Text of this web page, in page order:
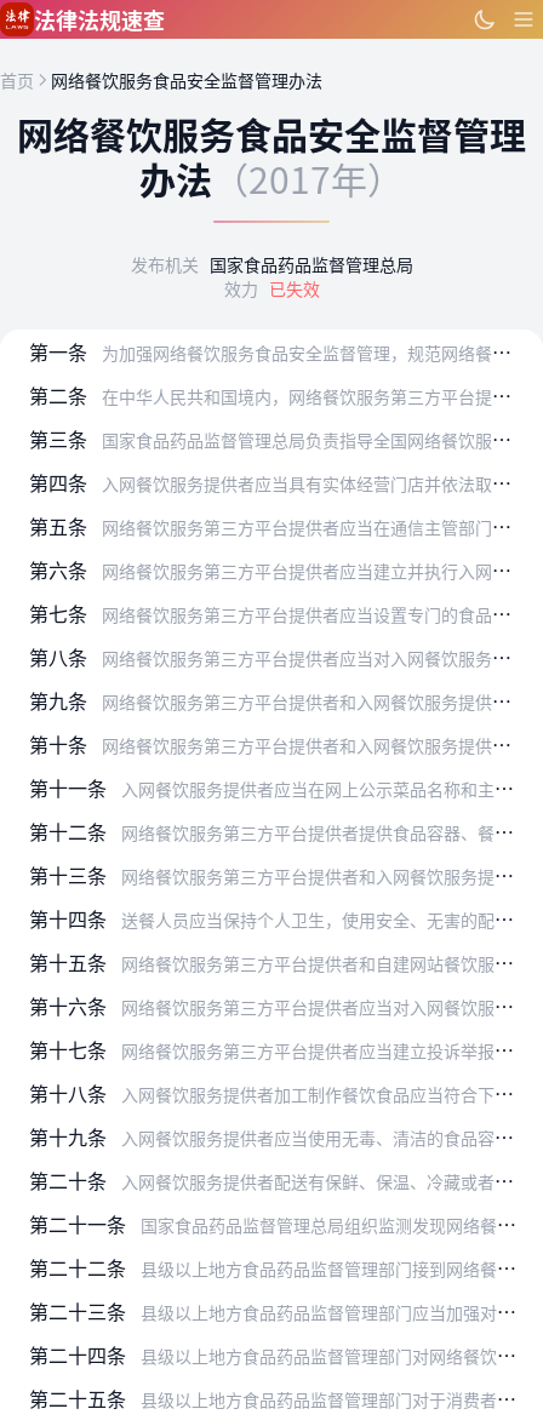
跳到主要内容
法律法规速查
首页 网络餐饮服务食品安全监督管理办法
网络餐饮服务食品安全监督管理
办法 （2017年）
发布机关 国家食品药品监督管理总局
效力 已失效
第一条 为加强网络餐饮服务食品安全监督管理，规范网络餐饮服务经营行为，保证餐饮食品安全，保障公众身体健康，根据《中华人民共和国食品安全法》等法律法规，制定本办法。
第二条 在中华人民共和国境内，网络餐饮服务第三方平台提供者、通过第三方平台和自建网站提供餐饮服务的餐饮服务提供者（以下简称入网餐饮服务提供者），利用互联网提供餐饮服务及…
第三条 国家食品药品监督管理总局负责指导全国网络餐饮服务食品安全监督管理工作，并组织开展网络餐饮服务食品安全监测。
第四条 入网餐饮服务提供者应当具有实体经营门店并依法取得食品经营许可证，并按照食品经营许可证载明的主体业态、经营项目从事经营活动，不得超范围经营。
第五条 网络餐饮服务第三方平台提供者应当在通信主管部门批准后30个工作日内，向所在地省级食品药品监督管理部门备案。自建网站餐饮服务提供者应当在通信主管部门备案后30个工…
第六条 网络餐饮服务第三方平台提供者应当建立并执行入网餐饮服务提供者审查登记、食品安全违法行为制止及报告、严重违法行为平台服务停止、食品安全事故处置等制度，并在网络平台…
第七条 网络餐饮服务第三方平台提供者应当设置专门的食品安全管理机构，配备专职食品安全管理人员，每年对食品安全管理人员进行培训和考核。培训和考核记录保存期限不得少于2年。…
第八条 网络餐饮服务第三方平台提供者应当对入网餐饮服务提供者的食品经营许可证进行审查，登记入网餐饮服务提供者的名称、地址、法定代表人或者负责人及联系方式等信息，保证入网…
第九条 网络餐饮服务第三方平台提供者和入网餐饮服务提供者应当在餐饮服务经营活动主页面公示餐饮服务提供者的食品经营许可证。食品经营许可等信息发生变更的，应当及时更新。
第十条 网络餐饮服务第三方平台提供者和入网餐饮服务提供者应当在网上公示餐饮服务提供者的名称、地址、量化分级信息，公示的信息应当真实。
第十一条 入网餐饮服务提供者应当在网上公示菜品名称和主要原料名称，公示的信息应当真实。
第十二条 网络餐饮服务第三方平台提供者提供食品容器、餐具和包装材料的，所提供的食品容器、餐具和包装材料应当无毒、清洁。
第十三条 网络餐饮服务第三方平台提供者和入网餐饮服务提供者应当加强对送餐人员的食品安全培训和管理。委托送餐单位送餐的，送餐单位应当加强对送餐人员的食品安全培训和管理。培训…
第十四条 送餐人员应当保持个人卫生，使用安全、无害的配送容器，保持容器清洁，并定期进行清洗消毒。送餐人员应当核对配送食品，保证配送过程食品不受污染。
第十五条 网络餐饮服务第三方平台提供者和自建网站餐饮服务提供者应当履行记录义务，如实记录网络订餐的订单信息，包括食品的名称、下单时间、送餐人员、送达时间以及收货地址，信息…
第十六条 网络餐饮服务第三方平台提供者应当对入网餐饮服务提供者的经营行为进行抽查和监测。
第十七条 网络餐饮服务第三方平台提供者应当建立投诉举报处理制度，公开投诉举报方式，对涉及消费者食品安全的投诉举报及时进行处理。
第十八条 入网餐饮服务提供者加工制作餐饮食品应当符合下列要求：
第十九条 入网餐饮服务提供者应当使用无毒、清洁的食品容器、餐具和包装材料，并对餐饮食品进行包装，避免送餐人员直接接触食品，确保送餐过程中食品不受污染。
第二十条 入网餐饮服务提供者配送有保鲜、保温、冷藏或者冷冻等特殊要求食品的，应当采取能保证食品安全的保存、配送措施。
第二十一条 国家食品药品监督管理总局组织监测发现网络餐饮服务第三方平台提供者和入网餐饮服务提供者存在违法行为的，通知有关省级食品药品监督管理部门依法组织查处。
第二十二条 县级以上地方食品药品监督管理部门接到网络餐饮服务第三方平台提供者报告入网餐饮服务提供者存在违法行为的，应当及时依法查处。
第二十三条 县级以上地方食品药品监督管理部门应当加强对网络餐饮服务食品安全的监督检查，发现网络餐饮服务第三方平台提供者和入网餐饮服务提供者存在违法行为的，依法进行查处。
第二十四条 县级以上地方食品药品监督管理部门对网络餐饮服务交易活动的技术监测记录资料，可以依法作为认定相关事实的依据。
第二十五条 县级以上地方食品药品监督管理部门对于消费者投诉举报反映的线索，应当及时进行核查，被投诉举报人涉嫌违法的，依法进行查处。